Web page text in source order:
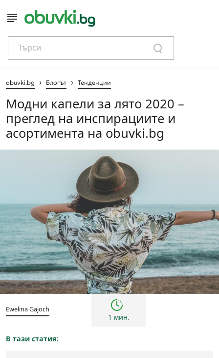
Търси
obuvki.bg › Блогът › Тенденции
Модни капели за лято 2020 –
преглед на инспирациите и
асортимента на obuvki.bg
Тенденции
Ewelina Gajoch
1 мин.
В тази статия: